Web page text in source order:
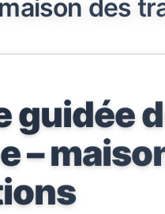
des
guidée
–